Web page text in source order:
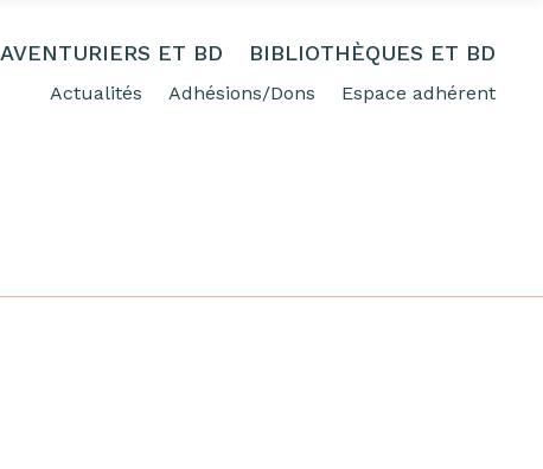
AVENTURIERS ET BD BIBLIOTHÈQUES ET BD
Actualités Adhésions/Dons Espace adhérent